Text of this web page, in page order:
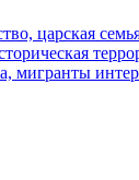
царская
мигранты